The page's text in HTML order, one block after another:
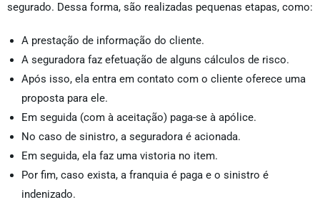
segurado. Dessa forma, são realizadas pequenas etapas, como:
A prestação de informação do cliente.
A seguradora faz efetuação de alguns cálculos de risco.
Após isso, ela entra em contato com o cliente oferece uma
proposta para ele.
Em seguida (com à aceitação) paga-se à apólice.
No caso de sinistro, a seguradora é acionada.
Em seguida, ela faz uma vistoria no item.
Por fim, caso exista, a franquia é paga e o sinistro é
indenizado.